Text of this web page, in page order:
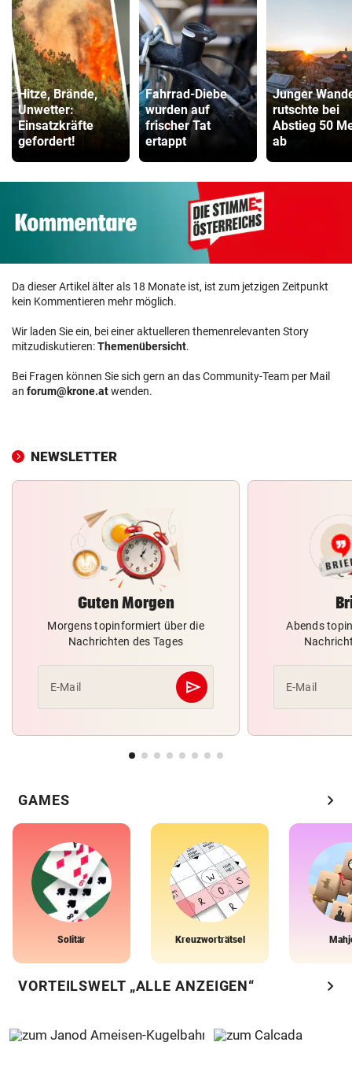
Hitze, Brände,
Unwetter:
Einsatzkräfte
gefordert!
Fahrrad-Diebe
wurden auf
frischer Tat
ertappt
Junger
rutschte bei
Abstieg 50
ab
Da dieser Artikel älter als 18 Monate ist, ist zum jetzigen Zeitpunkt
kein Kommentieren mehr möglich.
Wir laden Sie ein, bei einer aktuelleren themenrelevanten Story
mitzudiskutieren:Themenübersicht.
Bei Fragen können Sie sich gern an das Community-Team per Mail
an forum@krone.atwenden.
NEWSLETTER
Guten Morgen
Morgens topinformiert über die
Nachrichten des Tages
E-Mail send
Abschicken
Abends
E-Mail
GAMES chevron_right
Solitär Kreuzworträtsel
VORTEILSWELT „ALLE ANZEIGEN“ chevron_right